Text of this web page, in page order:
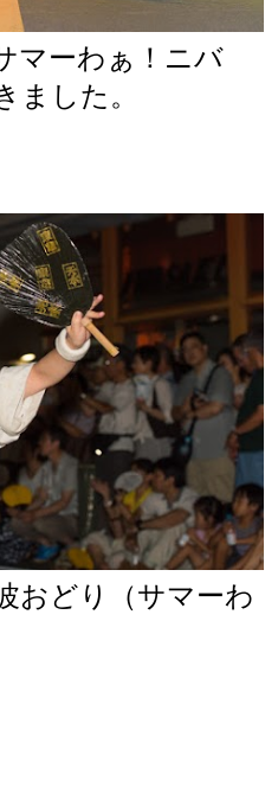
マーわぁ！ニバ
ました。
おどり（サマーわ